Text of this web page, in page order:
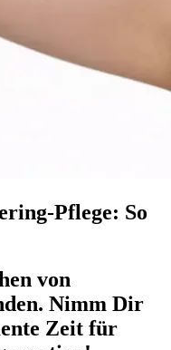
Pflege: So
von
Nimm Dir
Zeit für